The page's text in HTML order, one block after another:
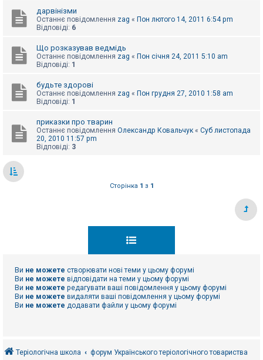
дарвінізми
Останнє повідомлення zag « Пон лютого 14, 2011 6:54 pm
Відповіді: 6
Що розказував ведмідь
Останнє повідомлення zag « Пон січня 24, 2011 5:10 am
Відповіді: 1
будьте здорові
Останнє повідомлення zag « Пон грудня 27, 2010 1:58 am
Відповіді: 1
приказки про тварин
Останнє повідомлення Олександр Ковальчук « Суб листопада
20, 2010 11:57 pm
Відповіді: 3
Сторінка 1 з 1
Ви не можете створювати нові теми у цьому форумі
Ви не можете відповідати на теми у цьому форумі
Ви не можете редагувати ваші повідомлення у цьому форумі
Ви не можете видаляти ваші повідомлення у цьому форумі
Ви не можете додавати файли у цьому форумі
Теріологічна школа форум Українського теріологічного товариства